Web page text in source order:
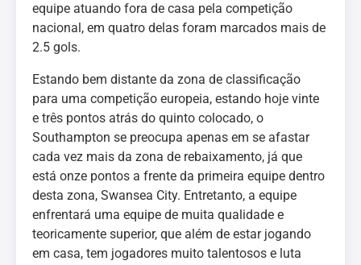
equipe atuando fora de casa pela competição
nacional, em quatro delas foram marcados mais de
2.5 gols.
Estando bem distante da zona de classificação
para uma competição europeia, estando hoje vinte
e três pontos atrás do quinto colocado, o
Southampton se preocupa apenas em se afastar
cada vez mais da zona de rebaixamento, já que
está onze pontos a frente da primeira equipe dentro
desta zona, Swansea City. Entretanto, a equipe
enfrentará uma equipe de muita qualidade e
teoricamente superior, que além de estar jogando
em casa, tem jogadores muito talentosos e luta